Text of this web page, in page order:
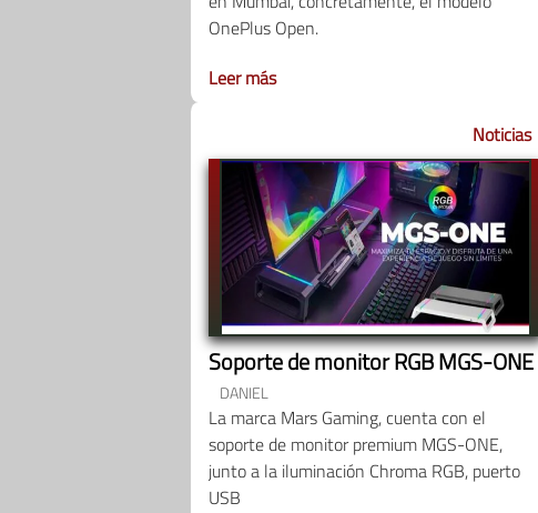
OnePlus Open.
Leer más
Noticias
Soporte de monitor RGB MGS-ONE
DANIEL
La marca Mars Gaming, cuenta con el
soporte de monitor premium MGS-ONE,
junto a la iluminación Chroma RGB, puerto
USB